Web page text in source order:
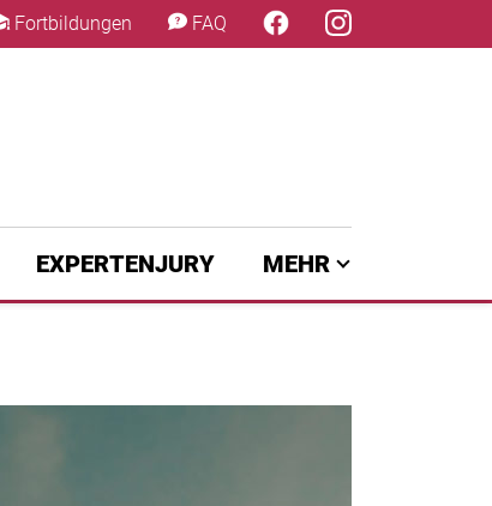
Fortbildungen FAQ
EXPERTENJURY MEHR
×